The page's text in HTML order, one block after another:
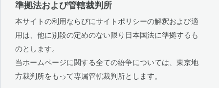
準拠法および管轄裁判所
本サイトの利用ならびにサイトポリシーの解釈および適
用は、他に別段の定めのない限り日本国法に準拠するも
のとします。
当ホームページに関する全ての紛争については、東京地
方裁判所をもって専属管轄裁判所とします。